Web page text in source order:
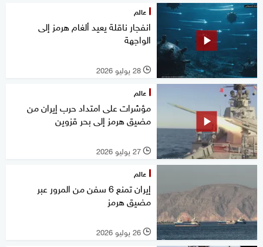
عالم
انفجار ناقلة يعيد ألغام هرمز إلى
الواجهة
l 28 يوليو 2026
عالم
مؤشرات على امتداد حرب إيران من
مضيق هرمز إلى بحر قزوين
l 27 يوليو 2026
عالم
إيران تمنع 6 سفن من المرور عبر
مضيق هرمز
l 26 يوليو 2026